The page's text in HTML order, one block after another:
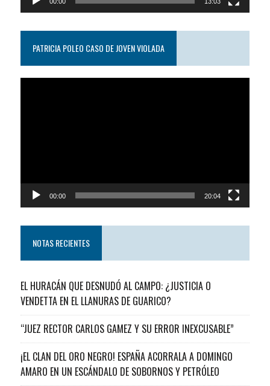
PATRICIA POLEO CASO DE JOVEN VIOLADA
00:00 20:04
NOTAS RECIENTES
EL HURACÁN QUE DESNUDÓ AL CAMPO: ¿JUSTICIA O
VENDETTA EN EL LLANURAS DE GUARICO?
“JUEZ RECTOR CARLOS GAMEZ Y SU ERROR INEXCUSABLE”
¡EL CLAN DEL ORO NEGRO! ESPAÑA ACORRALA A DOMINGO
AMARO EN UN ESCÁNDALO DE SOBORNOS Y PETRÓLEO